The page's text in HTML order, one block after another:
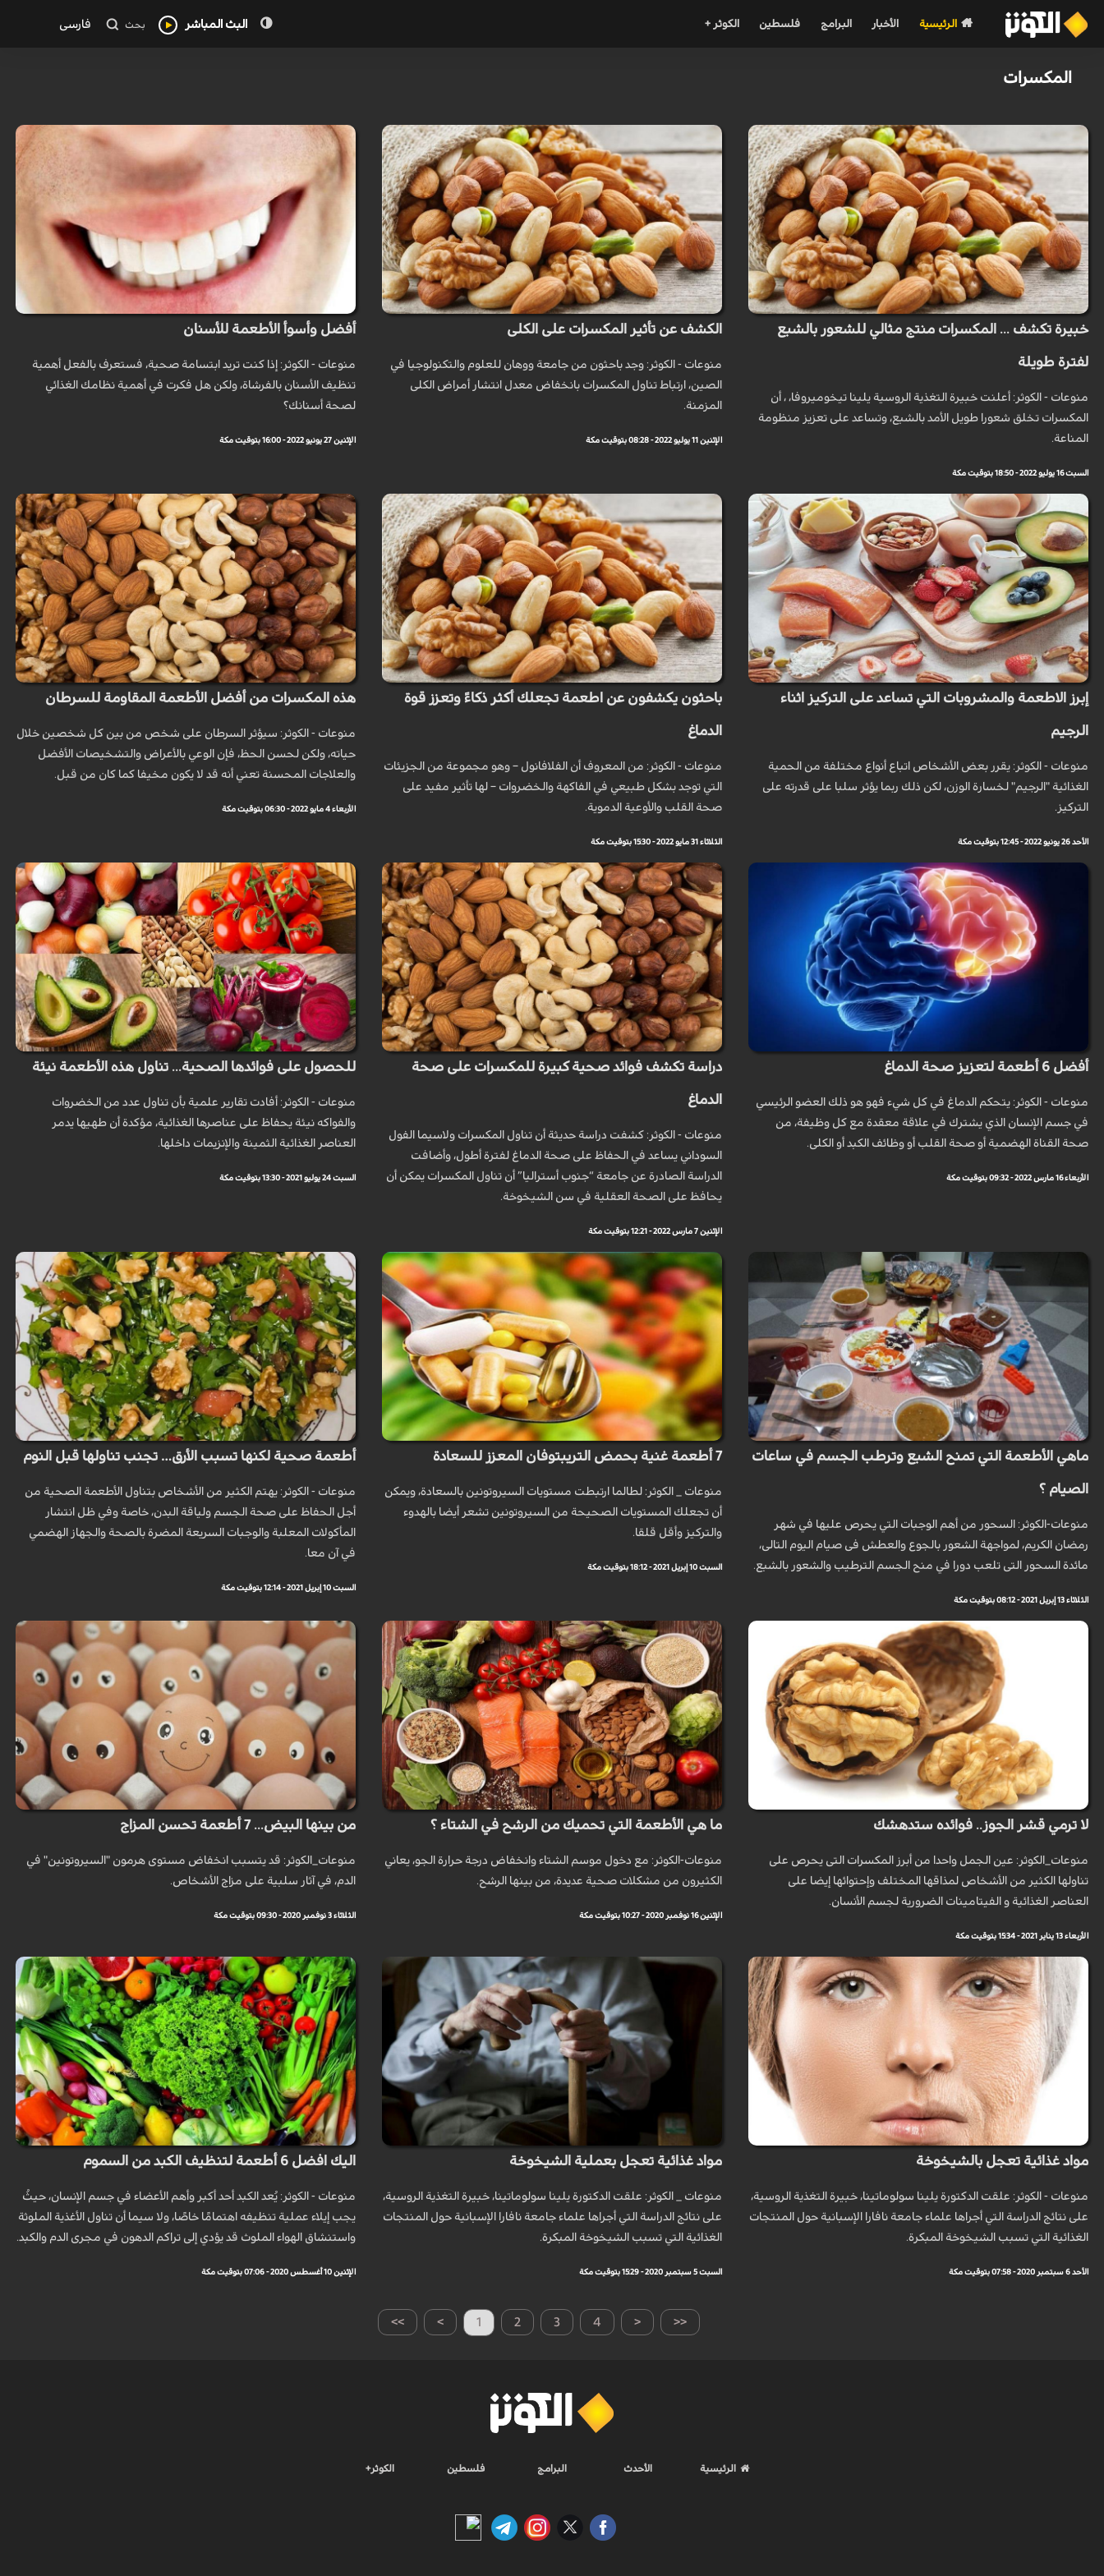
الرئيسية الأخبار البرامج فلسطين الكوثر + البث المباشر بحث فارسی
المكسرات
خبيرة تكشف ... المكسرات منتج مثالي للشعور بالشبع
لفترة طويلة
منوعات - الكوثر: أعلنت خبيرة التغذية الروسية يلينا تيخوميروفا، ، أن
المكسرات تخلق شعورا طويل الأمد بالشبع، وتساعد على تعزيز منظومة
المناعة.
السبت 16 يوليو 2022 - 18:50 بتوقيت مكة
الكشف عن تأثير المكسرات على الكلى
منوعات - الكوثر: وجد باحثون من جامعة ووهان للعلوم والتكنولوجيا في
الصين، ارتباط تناول المكسرات بانخفاض معدل انتشار أمراض الكلى
المزمنة.
الإثنين 11 يوليو 2022 - 08:28 بتوقيت مكة
أفضل وأسوأ الأطعمة للأسنان
منوعات - الكوثر: إذا كنت تريد ابتسامة صحية، فستعرف بالفعل أهمية
تنظيف الأسنان بالفرشاة، ولكن هل فكرت في أهمية نظامك الغذائي
لصحة أسنانك؟
الإثنين 27 يونيو 2022 - 16:00 بتوقيت مكة
إبرز الاطعمة والمشروبات التي تساعد على التركيز اثناء
الرجيم
منوعات - الكوثر: يقرر بعض الأشخاص اتباع أنواع مختلفة من الحمية
الغذائية "الرجيم" لخسارة الوزن، لكن ذلك ربما يؤثر سلبا على قدرته على
التركيز.
الأحد 26 يونيو 2022 - 12:45 بتوقيت مكة
باحثون يكشفون عن اطعمة تجعلك أكثر ذكاءً وتعزز قوة
الدماغ
منوعات - الكوثر: من المعروف أن الفلافانول – وهو مجموعة من الجزيئات
التي توجد بشكل طبيعي في الفاكهة والخضروات – لها تأثير مفيد على
صحة القلب والأوعية الدموية.
الثلاثاء 31 مايو 2022 - 15:30 بتوقيت مكة
هذه المكسرات من أفضل الأطعمة المقاومة للسرطان
منوعات - الكوثر: سيؤثر السرطان على شخص من بين كل شخصين خلال
حياته، ولكن لحسن الحظ، فإن الوعي بالأعراض والتشخيصات الأفضل
والعلاجات المحسنة تعني أنه قد لا يكون مخيفا كما كان من قبل.
الأربعاء 4 مايو 2022 - 06:30 بتوقيت مكة
أفضل 6 أطعمة لتعزيز صحة الدماغ
منوعات - الكوثر: يتحكم الدماغ في كل شيء فهو هو ذلك العضو الرئيسي
في جسم الإنسان الذي يشترك في علاقة معقدة مع كل وظيفة، من
صحة القناة الهضمية أو صحة القلب أو وظائف الكبد أو الكلى.
الأربعاء 16 مارس 2022 - 09:32 بتوقيت مكة
دراسة تكشف فوائد صحية كبيرة للمكسرات على صحة
الدماغ
منوعات - الكوثر: كشفت دراسة حديثة أن تناول المكسرات ولاسيما الفول
السوداني يساعد في الحفاظ على صحة الدماغ لفترة أطول، وأضافت
الدراسة الصادرة عن جامعة “جنوب أستراليا” أن تناول المكسرات يمكن أن
يحافظ على الصحة العقلية في سن الشيخوخة.
الإثنين 7 مارس 2022 - 12:21 بتوقيت مكة
للحصول على فوائدها الصحية... تناول هذه الأطعمة نيئة
منوعات - الكوثر: أفادت تقارير علمية بأن تناول عدد من الخضروات
والفواكه نيئة يحفاظ على عناصرها الغذائية، مؤكدة أن طهيها يدمر
العناصر الغذائية الثمينة والإنزيمات داخلها.
السبت 24 يوليو 2021 - 13:30 بتوقيت مكة
ماهي الأطعمة التي تمنح الشبع وترطب الجسم في ساعات
الصيام ؟
منوعات-الكوثر: السحور من أهم الوجبات التي يحرص عليها في شهر
رمضان الكريم، لمواجهة الشعور بالجوع والعطش فى صيام اليوم التالى،
مائدة السحور التى تلعب دورا في منح الجسم الترطيب والشعور بالشبع.
الثلاثاء 13 إبريل 2021 - 08:12 بتوقيت مكة
7 أطعمة غنية بحمض التريبتوفان المعزز للسعادة
منوعات _ الكوثر: لطالما ارتبطت مستويات السيروتونين بالسعادة، ويمكن
أن تجعلك المستويات الصحيحة من السيروتونين تشعر أيضا بالهدوء
والتركيز وأقل قلقا.
السبت 10 إبريل 2021 - 18:12 بتوقيت مكة
أطعمة صحية لكنها تسبب الأرق… تجنب تناولها قبل النوم
منوعات - الكوثر: يهتم الكثير من الأشخاص بتناول الأطعمة الصحية من
أجل الحفاظ على صحة الجسم ولياقة البدن، خاصة وفي ظل انتشار
المأكولات المعلبة والوجبات السريعة المضرة بالصحة والجهاز الهضمي
في آن معا.
السبت 10 إبريل 2021 - 12:14 بتوقيت مكة
لا ترمي قشر الجوز.. فوائده ستدهشك
منوعات_الكوثر: عين الجمل واحدا من أبرز المكسرات التى يحرص على
تناولها الكثير من الأشخاص لمذاقها المختلف وإحتوائها إيضا على
العناصر الغذائية و الفيتامينات الضرورية لجسم الأنسان.
الأربعاء 13 يناير 2021 - 15:34 بتوقيت مكة
ما هي الأطعمة التي تحميك من الرشح في الشتاء ؟
منوعات-الكوثر: مع دخول موسم الشتاء وانخفاض درجة حرارة الجو، يعاني
الكثيرون من مشكلات صحية عديدة، من بينها الرشح.
الإثنين 16 نوفمبر 2020 - 10:27 بتوقيت مكة
من بينها البيض... 7 أطعمة تحسن المزاج
منوعات_الكوثر: قد يتسبب انخفاض مستوى هرمون "السيروتونين" في
الدم، في آثار سلبية على مزاج الأشخاص.
الثلاثاء 3 نوفمبر 2020 - 09:30 بتوقيت مكة
مواد غذائية تعجل بالشيخوخة
منوعات - الكوثر: علقت الدكتورة يلينا سولوماتينا، خبيرة التغذية الروسية،
على نتائج الدراسة التي أجراها علماء جامعة نافارا الإسبانية حول المنتجات
الغذائية التي تسبب الشيخوخة المبكرة.
الأحد 6 سبتمبر 2020 - 07:58 بتوقيت مكة
مواد غذائية تعجل بعملية الشيخوخة
منوعات _ الكوثر: علقت الدكتورة يلينا سولوماتينا، خبيرة التغذية الروسية،
على نتائج الدراسة التي أجراها علماء جامعة نافارا الإسبانية حول المنتجات
الغذائية التي تسبب الشيخوخة المبكرة.
السبت 5 سبتمبر 2020 - 15:29 بتوقيت مكة
اليك افضل 6 أطعمة لتنظيف الكبد من السموم
منوعات - الكوثر: يُعد الكبد أحد أكبر وأهم الأعضاء في جسم الإنسان، حيثُ
يجب إيلاء عملية تنظيفه اهتمامًا خاصًا، ولا سيما أن تناول الأغذية الملوثة
واستنشاق الهواء الملوث قد يؤدي إلى تراكم الدهون في مجرى الدم والكبد.
الإثنين 10 أغسطس 2020 - 07:06 بتوقيت مكة
>> > 1 2 3 4 < <<
الرئيسية الأحدث البرامج فلسطين الكوثر+